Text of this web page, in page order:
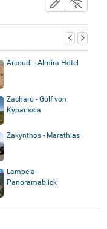
Arkoudi - Almira Hotel
Zacharo - Golf von
Kyparissia
Zakynthos - Marathias
Lampeia -
Panoramablick